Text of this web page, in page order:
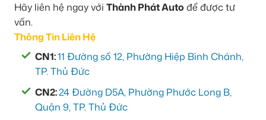
Hãy liên hệ ngay với Thành Phát Auto để được tư
vấn.
Thông Tin Liên Hệ
CN1:11 Đường số 12, Phường Hiệp Bình Chánh,
TP. Thủ Đức
CN2:24 Đường D5A, Phường Phước Long B,
Quận 9, TP. Thủ Đức